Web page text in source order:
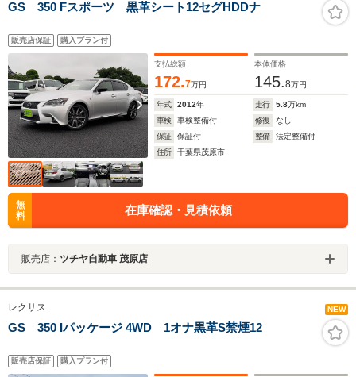
GS 350 Fスポーツ 黒革シート12セグHDDナ
販売店保証 購入プラン付
支払総額
172.7万円
本体価格
145.8万円
年式 2012年 走行 5.8万km
車検
車検整備付 修復
なし
保証
保証付 整備
法定整備付
住所
千葉県茂原市
無
料
在庫確認・見積依頼
販売店： ツチヤ自動車 茂原店
レクサス NEW
GS 350 Iパッケージ 4WD 1オナ黒革S禁煙12
販売店保証 購入プラン付